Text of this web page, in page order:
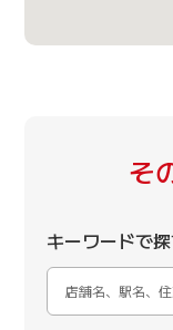
そ
キーワードで